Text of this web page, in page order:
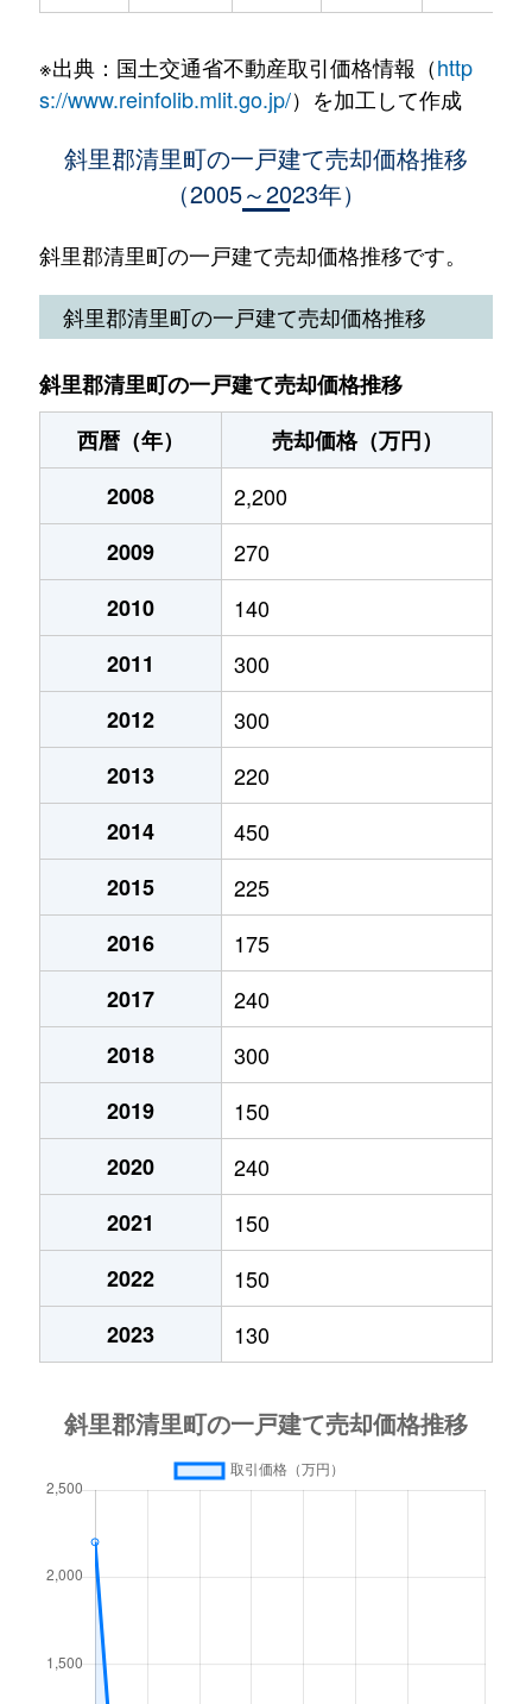
※出典：国土交通省不動産取引価格情報（http
s://www.reinfolib.mlit.go.jp/）を加工して作成
斜里郡清里町の一戸建て売却価格推移
（2005～2023年）
斜里郡清里町の一戸建て売却価格推移です。
斜里郡清里町の一戸建て売却価格推移
斜里郡清里町の一戸建て売却価格推移
西暦（年）
売却価格（万円）
2008
2,200
2009
270
2010
140
2011
300
2012
300
2013
220
2014
450
2015
225
2016
175
2017
240
2018
300
2019
150
2020
240
2021
150
2022
150
2023
130